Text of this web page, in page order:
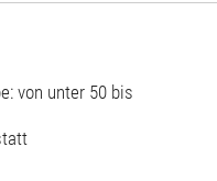
von unter 50 bis